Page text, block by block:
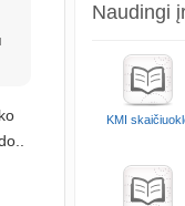
Naudingi
KMI